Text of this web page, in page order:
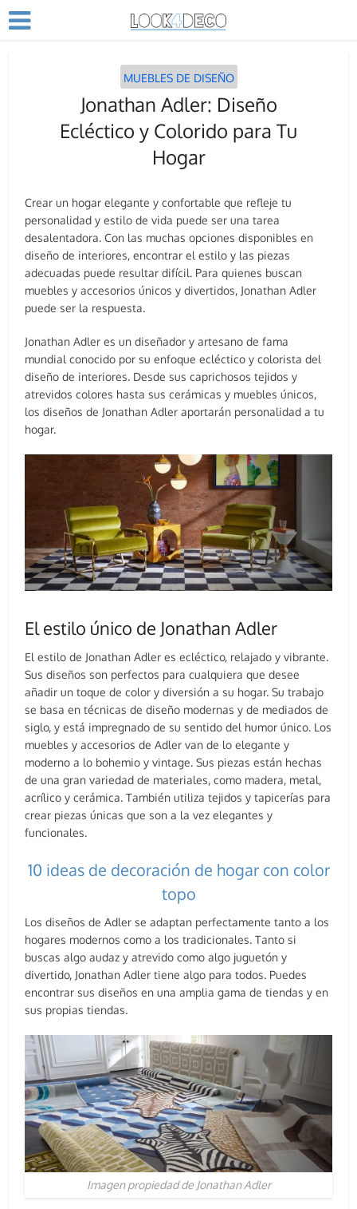
MUEBLES DE DISEÑO
Jonathan Adler: Diseño
Ecléctico y Colorido para Tu
Hogar
Crear un hogar elegante y confortable que refleje tu
personalidad y estilo de vida puede ser una tarea
desalentadora. Con las muchas opciones disponibles en
diseño de interiores, encontrar el estilo y las piezas
adecuadas puede resultar difícil. Para quienes buscan
muebles y accesorios únicos y divertidos, Jonathan Adler
puede ser la respuesta.
Jonathan Adler es un diseñador y artesano de fama
mundial conocido por su enfoque ecléctico y colorista del
diseño de interiores. Desde sus caprichosos tejidos y
atrevidos colores hasta sus cerámicas y muebles únicos,
los diseños de Jonathan Adler aportarán personalidad a tu
hogar.
El estilo único de Jonathan Adler
El estilo de Jonathan Adler es ecléctico, relajado y vibrante.
Sus diseños son perfectos para cualquiera que desee
añadir un toque de color y diversión a su hogar. Su trabajo
se basa en técnicas de diseño modernas y de mediados de
siglo, y está impregnado de su sentido del humor único. Los
muebles y accesorios de Adler van de lo elegante y
moderno a lo bohemio y vintage. Sus piezas están hechas
de una gran variedad de materiales, como madera, metal,
acrílico y cerámica. También utiliza tejidos y tapicerías para
crear piezas únicas que son a la vez elegantes y
funcionales.
10 ideas de decoración de hogar con color
topo
Los diseños de Adler se adaptan perfectamente tanto a los
hogares modernos como a los tradicionales. Tanto si
buscas algo audaz y atrevido como algo juguetón y
divertido, Jonathan Adler tiene algo para todos. Puedes
encontrar sus diseños en una amplia gama de tiendas y en
sus propias tiendas.
Imagen propiedad de Jonathan Adler